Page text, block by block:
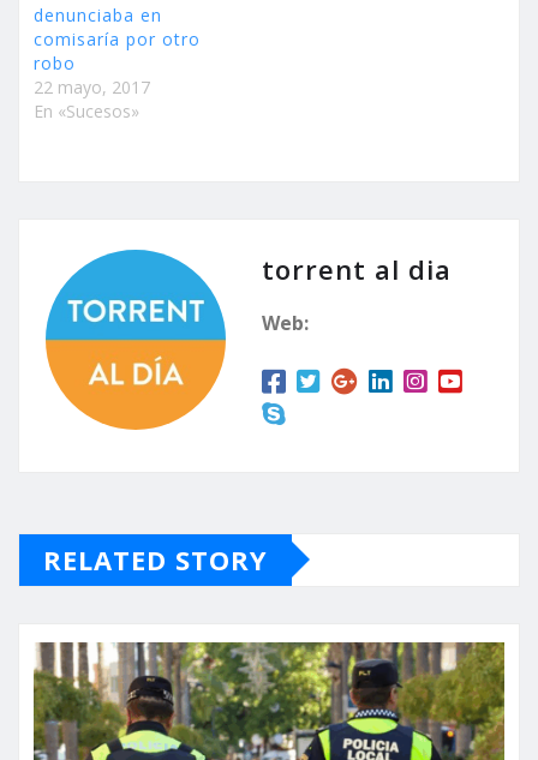
denunciaba en
comisaría por otro
robo
22 mayo, 2017
En «Sucesos»
torrent al dia
Web:
RELATED STORY